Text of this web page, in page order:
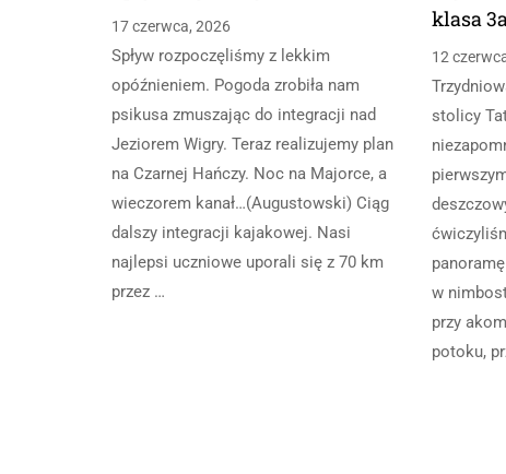
17 czerwca, 2026
Spływ rozpoczęliśmy z lekkim
opóźnieniem. Pogoda zrobiła nam
psikusa zmuszając do integracji nad
Jeziorem Wigry. Teraz realizujemy plan
na Czarnej Hańczy. Noc na Majorce, a
wieczorem kanał…(Augustowski) Ciąg
dalszy integracji kajakowej. Nasi
najlepsi uczniowe uporali się z 70 km
przez …
klasa
12
stolicy
w
przy
potoku,